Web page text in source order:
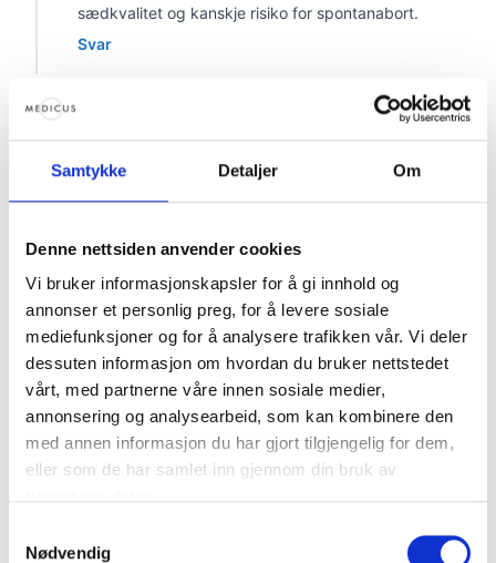
Samtykke Detaljer Om
Denne nettsiden anvender cookies
Vi bruker informasjonskapsler for å gi innhold og
annonser et personlig preg, for å levere sosiale
mediefunksjoner og for å analysere trafikken vår. Vi deler
dessuten informasjon om hvordan du bruker nettstedet
vårt, med partnerne våre innen sosiale medier,
annonsering og analysearbeid, som kan kombinere den
med annen informasjon du har gjort tilgjengelig for dem,
eller som de har samlet inn gjennom din bruk av
Nødvendig
sædkvalitet og kanskje risiko for spontanabort.
Svar
V.E.
Min samboer (31år) og jeg (30år) har forsøkt å bli gravide i 9
siste 7 månedene og hatt samleie på riktig tidspunkt. Har aldri
fått positiv graviditetstest. Jeg har nokså regelmessige
sykluser (26-31 dager), temperaturstigning og
sekretforandringer gjennom syklus. Lutealfasen har variert fra
13 til 15 dager. Har ikke brukt hormonelle prevensjonsmiddel
på flere år. Burde vi starte utredning nå (i så fall starte med
meg eller han?) eller vente til vi har prøvd et helt år? Takker så
mye for innspill. Mvh
Svar